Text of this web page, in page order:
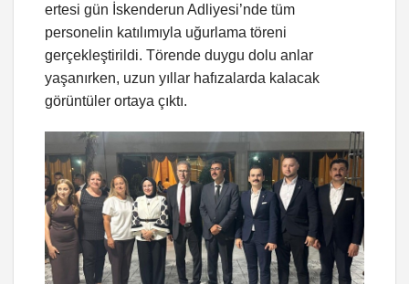
ertesi gün İskenderun Adliyesi’nde tüm
personelin katılımıyla uğurlama töreni
gerçekleştirildi. Törende duygu dolu anlar
yaşanırken, uzun yıllar hafızalarda kalacak
görüntüler ortaya çıktı.